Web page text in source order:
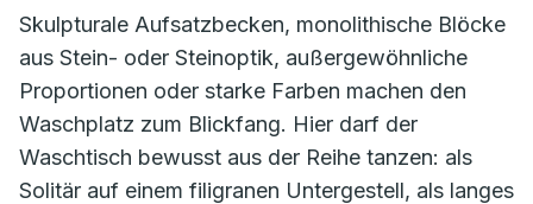
Skulpturale Aufsatzbecken, monolithische Blöcke
aus Stein- oder Steinoptik, außergewöhnliche
Proportionen oder starke Farben machen den
Waschplatz zum Blickfang. Hier darf der
Waschtisch bewusst aus der Reihe tanzen: als
Solitär auf einem filigranen Untergestell, als langes